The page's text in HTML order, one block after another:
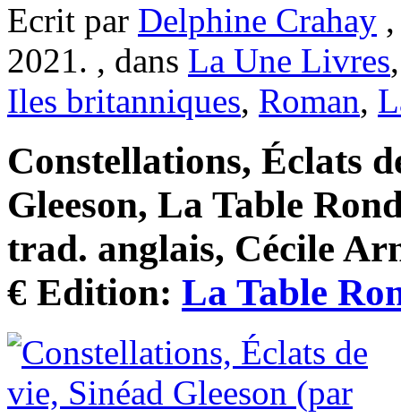
Ecrit par Delphine Crahay
2021. , dans La Une Livres
Iles britanniques, Roman,
Constellations, Éclats
Gleeson, La Table
trad. anglais, Cécile
€ Edition: La Table